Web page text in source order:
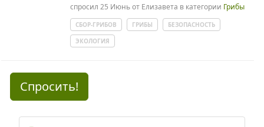
спросил 25 Июнь от Елизавета в категории Грибы
СБОР-ГРИБОВ ГРИБЫ
БЕЗОПАСНОСТЬ
ЭКОЛОГИЯ
Спросить!